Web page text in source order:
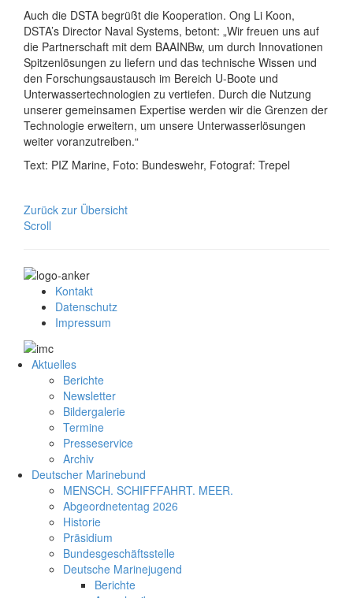
Auch die DSTA begrüßt die Kooperation. Ong Li Koon,
DSTA’s Director Naval Systems, betont: „Wir freuen uns auf
die Partnerschaft mit dem BAAINBw, um durch Innovationen
Spitzenlösungen zu liefern und das technische Wissen und
den Forschungsaustausch im Bereich U-Boote und
Unterwassertechnologien zu vertiefen. Durch die Nutzung
unserer gemeinsamen Expertise werden wir die Grenzen der
Technologie erweitern, um unsere Unterwasserlösungen
weiter voranzutreiben.“
Text: PIZ Marine, Foto: Bundeswehr, Fotograf: Trepel
Zurück zur Übersicht
Scroll
Kontakt
Datenschutz
Impressum
Aktuelles
Berichte
Newsletter
Bildergalerie
Termine
Presseservice
Archiv
Deutscher Marinebund
MENSCH. SCHIFFFAHRT. MEER.
Abgeordnetentag 2026
Historie
Präsidium
Bundesgeschäftsstelle
Deutsche Marinejugend
Berichte